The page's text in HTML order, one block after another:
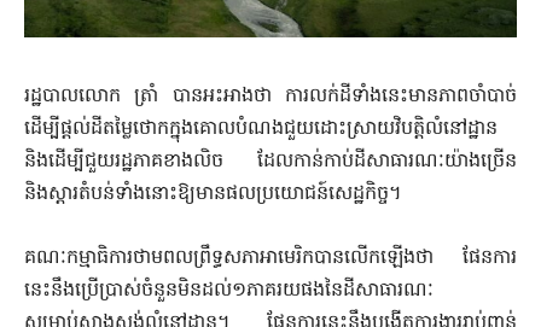
រដ្ឋបាលលោក ត្រាំ បានអះអាងថា ការលក់ដីទាំងនេះមានភាពចាំបាច់
ដើម្បីផ្តល់ដីតម្លៃថោកក្នុងគោលបំណងជួយដោះស្រាយវិបត្តិលំនៅដ្ឋាន
និងដើម្បីជួយរដ្ឋភាគខាងលិច ដែលកាន់កាប់ដីសាធារណៈយ៉ាងច្រើន
និងស្ដារតំបន់ទាំងនោះឱ្យមានផលប្រយោជន៍សេដ្ឋកិច្ច។
គណៈកម្មាធិការថាមពលព្រឹទ្ធសភាអាមេរិកបានលើកឡើងថា ផែនការ
នេះនឹងប្រើប្រាស់ចំនួនមិនដល់១ភាគរយផងនៃដីសាធារណៈ